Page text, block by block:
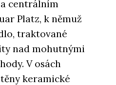
centrálním
Platz, k němuž
traktované
nad mohutnými
V osách
keramické